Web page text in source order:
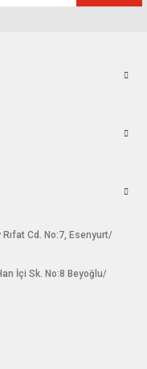
Rıfat Cd. No:7, Esenyurt/
İçi Sk. No:8 Beyoğlu/